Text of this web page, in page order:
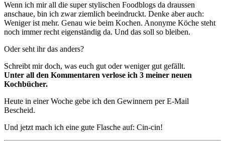
Wenn ich mir all die super stylischen Foodblogs da draussen
anschaue, bin ich zwar ziemlich beeindruckt. Denke aber auch:
Weniger ist mehr. Genau wie beim Kochen. Anonyme Köche steht
noch immer recht eigenständig da. Und das soll so bleiben.
Oder seht ihr das anders?
Schreibt mir doch, was euch gut oder weniger gut gefällt.
Unter all den Kommentaren verlose ich 3 meiner neuen
Kochbücher.
Heute in einer Woche gebe ich den Gewinnern per E-Mail
Bescheid.
Und jetzt mach ich eine gute Flasche auf: Cin-cin!